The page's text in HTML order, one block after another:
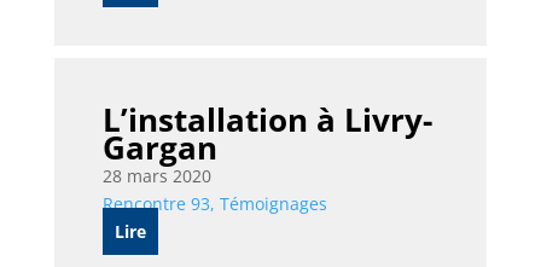
L’installation à Livry-
Gargan
28 mars 2020
Rencontre 93, Témoignages
Lire